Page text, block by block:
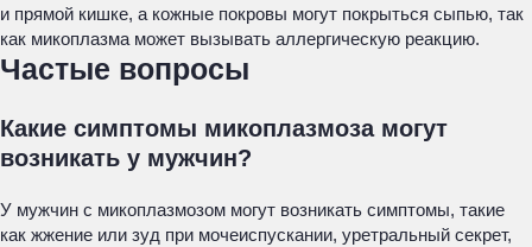
и прямой кишке, а кожные покровы могут покрыться сыпью, так
как микоплазма может вызывать аллергическую реакцию.
Частые вопросы
Какие симптомы микоплазмоза могут
возникать у мужчин?
У мужчин с микоплазмозом могут возникать симптомы, такие
как жжение или зуд при мочеиспускании, уретральный секрет,